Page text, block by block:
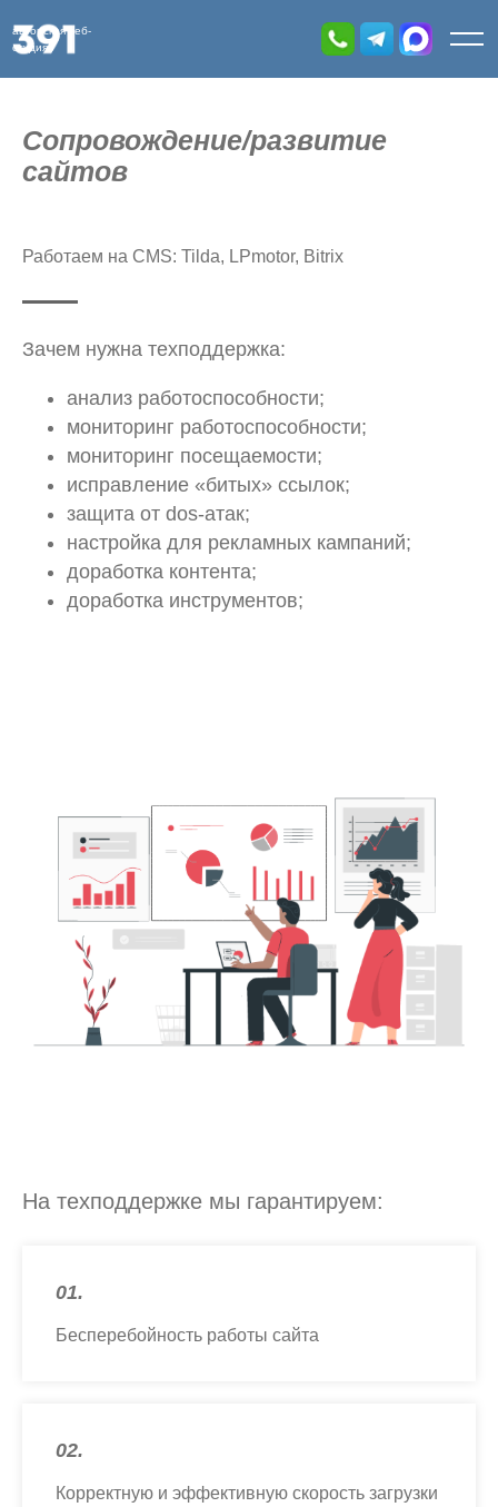
авторская веб-
студия
Сопровождение/развитие
сайтов
Работаем на CMS: Tilda, LPmotor, Bitrix
Зачем нужна техподдержка:
анализ работоспособности;
мониторинг работоспособности;
мониторинг посещаемости;
исправление «битых» ссылок;
защита от dos-атак;
настройка для рекламных кампаний;
доработка контента;
доработка инструментов;
На техподдержке мы гарантируем:
01.
Бесперебойность работы сайта
02.
Корректную и эффективную скорость загрузки